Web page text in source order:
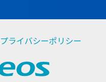
プライバシーポリシー